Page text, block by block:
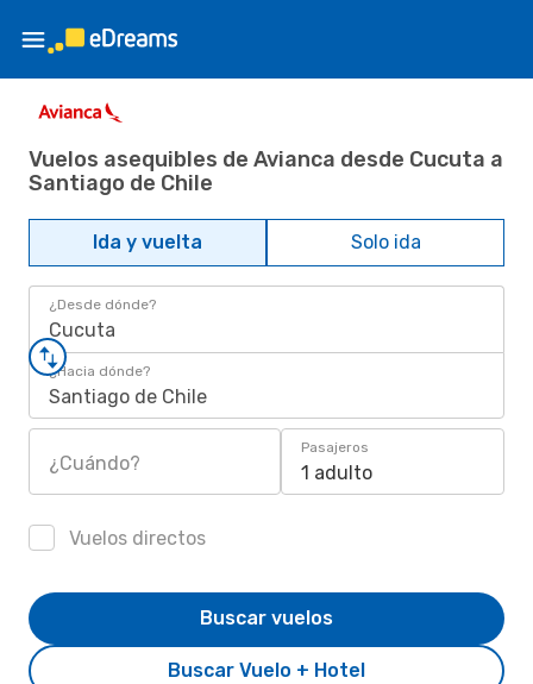
Vuelos asequibles de Avianca desde Cucuta a
Santiago de Chile
Ida y vuelta Solo ida
¿Desde dónde?
Cucuta
¿Hacia dónde?
Santiago de Chile
¿Cuándo?
Pasajeros
1 adulto
Vuelos directos
Buscar Vuelo + Hotel
Buscar vuelos